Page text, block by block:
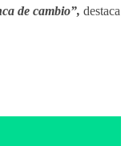
de cambio”, destaca